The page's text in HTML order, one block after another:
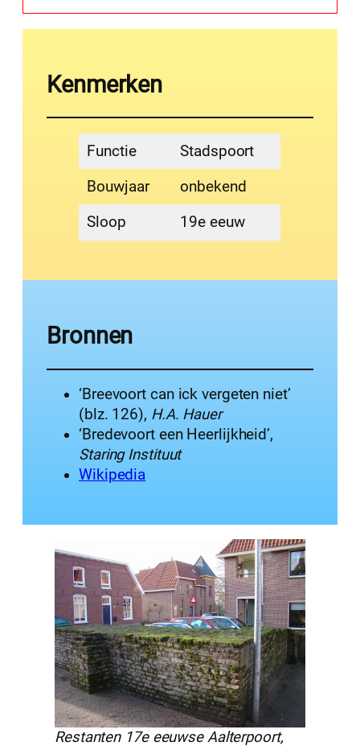
Kenmerken
Functie
Stadspoort
Bouwjaar
onbekend
Sloop
19e eeuw
Bronnen
‘Breevoort can ick vergeten niet’
(blz. 126), H.A. Hauer
‘Bredevoort een Heerlijkheid’,
Staring Instituut
Wikipedia
Restanten 17e eeuwse Aalterpoort,